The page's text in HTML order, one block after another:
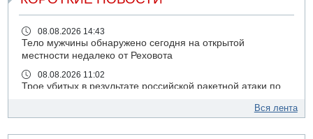
08.08.2026 14:43
Тело мужчины обнаружено сегодня на открытой
местности недалеко от Реховота
08.08.2026 11:02
Трое убитых в результате российской ракетной атаки по
07.08.2026 20:43
Вся лента